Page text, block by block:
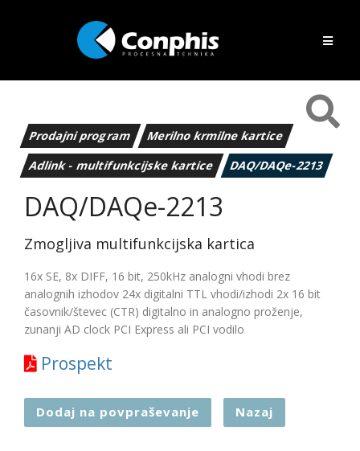
Prodajni program
Merilno krmilne kartice
Adlink - multifunkcijske kartice
DAQ/DAQe-2213
DAQ/DAQe-2213
Zmogljiva multifunkcijska kartica
16x SE, 8x DIFF, 16 bit, 250kHz analogni vhodi brez
analognih izhodov 24x digitalni TTL vhodi/izhodi 2x 16 bit
časovnik/števec (CTR) digitalno in analogno proženje,
zunanji AD clock PCI Express ali PCI vodilo
Prospekt
Dodaj na povpraševanje Nazaj